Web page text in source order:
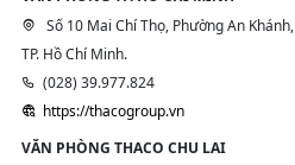
Số 10 Mai Chí Thọ, Phường An Khánh,
TP. Hồ Chí Minh.
(028) 39.977.824
https://thacogroup.vn
VĂN PHÒNG THACO CHU LAI